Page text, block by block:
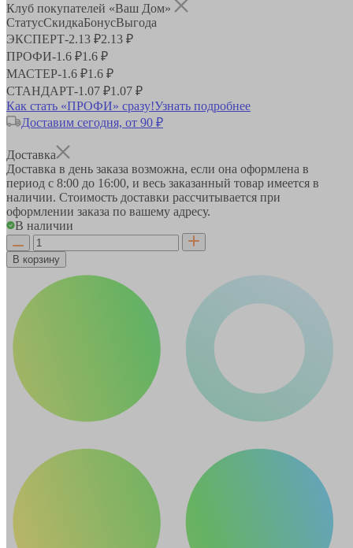
Клуб покупателей «Ваш Дом»
СтатусСкидкаБонусВыгода
ЭКСПЕРТ-2.13 ₽2.13 ₽
ПРОФИ-1.6 ₽1.6 ₽
МАСТЕР-1.6 ₽1.6 ₽
СТАНДАРТ-1.07 ₽1.07 ₽
Как стать «ПРОФИ» сразу!Узнать подробнее
Доставим сегодня, от 90 ₽
Доставка
Доставка в день заказа возможна, если она оформлена в
период с 8:00 до 16:00, и весь заказанный товар имеется в
наличии. Стоимость доставки рассчитывается при
оформлении заказа по вашему адресу.
В наличии
В корзину